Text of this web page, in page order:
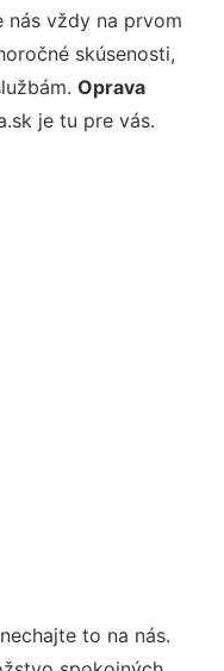
nás vždy na prvom
skúsenosti,
Oprava
je tu pre vás.
to na nás.